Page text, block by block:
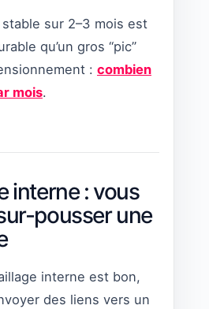
sur 2–3 mois est
qu’un gros “pic”
: combien
mois.
interne : vous
pousser une
interne est bon,
des liens vers un